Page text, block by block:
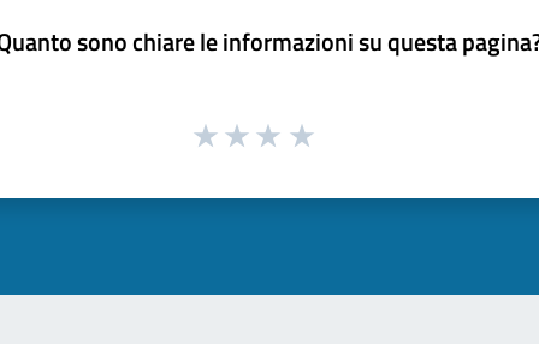
sono chiare le informazioni su questa